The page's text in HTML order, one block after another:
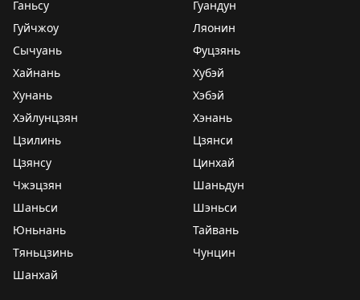
Ганьсу
Гуандун
Гуйчжоу
Ляонин
Сычуань
Фуцзянь
Хайнань
Хубэй
Хунань
Хэбэй
Хэйлунцзян
Хэнань
Цзилинь
Цзянси
Цзянсу
Цинхай
Чжэцзян
Шаньдун
Шаньси
Шэньси
Юньнань
Тайвань
Тяньцзинь
Чунцин
Шанхай